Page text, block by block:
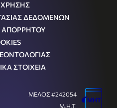
ΧΡΗΣΗΣ
ΔΕΔΟΜΕΝΩΝ
ΑΠΟΡΡΗΤΟΥ
ΣΤΟΙΧΕΙΑ
ΜΕΛΟΣ #242054
Μ.Η.Τ.